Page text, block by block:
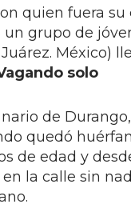
quien fuera su
grupo de
México)
solo
de
quedó
de edad y
la calle sin